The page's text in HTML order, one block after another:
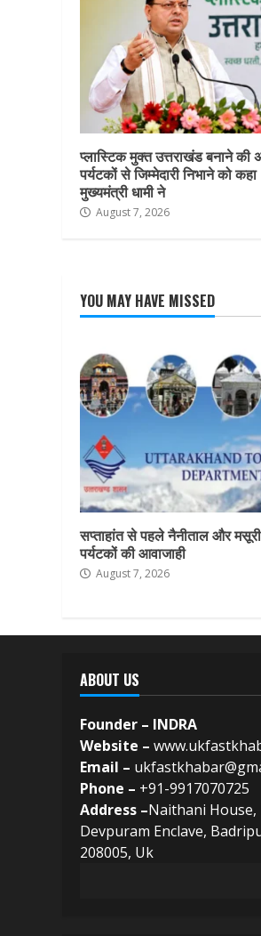
प्लास्टिक मुक्त उत्तराखंड बनाने की
पर्यटकों से जिम्मेदारी निभाने को कहा
मुख्यमंत्री धामी ने
August 7, 2026
YOU MAY HAVE MISSED
सप्ताहांत से पहले नैनीताल और
पर्यटकों की आवाजाही
August 7, 2026
ABOUT US
Founder – INDRA
Website –
Email –
Phone – +91-9917070725
Address –Naithani House,
Devpuram Enclave,
208005, Uk